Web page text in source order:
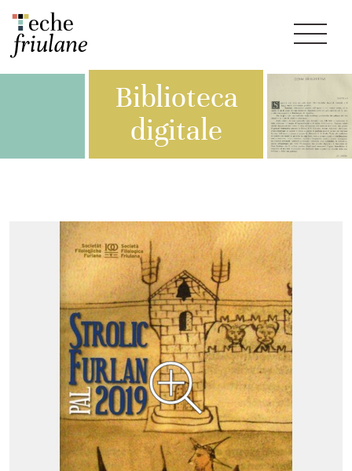
Biblioteca
digitale